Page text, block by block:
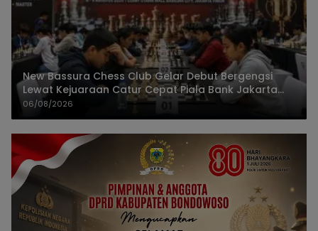
New Bassura Chess Club Gelar Debut Bergengsi
Lewat Kejuaraan Catur Cepat Piala Bank Jakarta
2026
06/08/2026